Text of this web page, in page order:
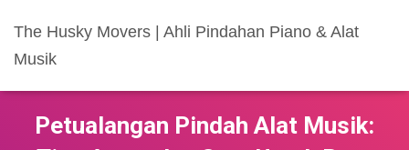
The Husky Movers | Ahli Pindahan Piano & Alat
Musik
Petualangan Pindah Alat Musik: